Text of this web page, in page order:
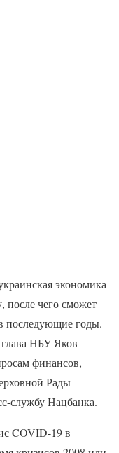
экономика
после чего сможет
последующие годы.
НБУ Яков
финансов,
Рады
службу Нацбанка.
COVID-19 в